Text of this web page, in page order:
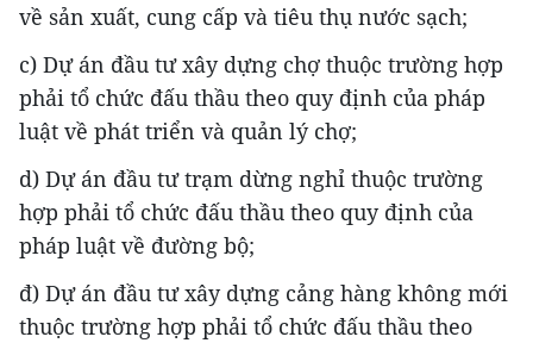
về sản xuất, cung cấp và tiêu thụ nước sạch;
c) Dự án đầu tư xây dựng chợ thuộc trường hợp
phải tổ chức đấu thầu theo quy định của pháp
luật về phát triển và quản lý chợ;
d) Dự án đầu tư trạm dừng nghỉ thuộc trường
hợp phải tổ chức đấu thầu theo quy định của
pháp luật về đường bộ;
đ) Dự án đầu tư xây dựng cảng hàng không mới
thuộc trường hợp phải tổ chức đấu thầu theo